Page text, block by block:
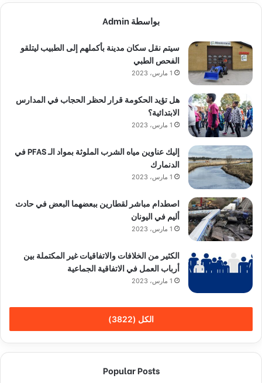
بواسطة Admin
سيتم نقل سكان مدينة بأكملهم إلى الطبيب ليتلقو
الفحص الطبي
1 مارس، 2023
هل تؤيد الحكومة قرار لحظر الحجاب في المدارس
الابتدائية؟
1 مارس، 2023
إليك عناوين مياه الشرب الملوثة بمواد الـ PFAS في
الدنمارك
1 مارس، 2023
اصطدام مباشر لقطارين ببعضهما البعض في حادث
أليم في اليونان
1 مارس، 2023
الكثير من الخلافات والاتفاقيات غير المكتملة بين
أرباب العمل في الاتفاقية الجماعية
1 مارس، 2023
الكل (3822)
Popular Posts